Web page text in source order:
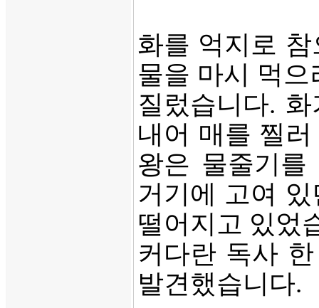
화를 억지로
물을 마시 먹
질렀습니다.
내어 매를 찔
왕은 물줄기
거기에 고여
떨어지고 있었
커다란 독사
발견했습니다.